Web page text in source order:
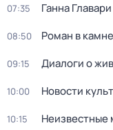
07:35 Ганна Главари
08:50 Роман в
09:15 Диалоги о
10:00 Новости
10:15 Неизвестные